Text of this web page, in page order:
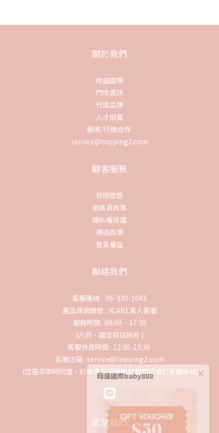
關於我們
翔盛國際
門市資訊
代理品牌
人才招募
廠商/行銷合作
service@topping2.com
顧客服務
保固登錄
退換貨政策
隱私權保護
運送政策
會員權益
聯絡我們
客服專線 : 06-330-1043
產品保固維修 : ICARE真人客服
服務時間 : 09:00 - 17:30
(六日、國定假日除外 )
客服休息時間 : 12:30-13:30
客服信箱 : service@topping2.com
(信箱非即時回覆，訂單事宜請轉聯絡我們或撥打客服專線)
追蹤我們
翔盛國際baby888